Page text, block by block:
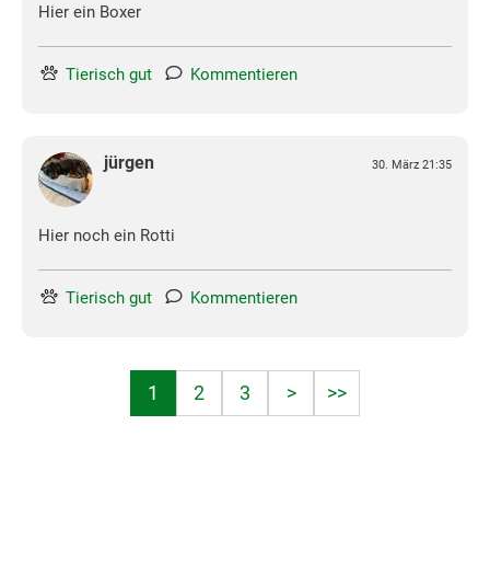
Hier ein Boxer
Tierisch gut Kommentieren
jürgen 30. März 21:35
Hier noch ein Rotti
Tierisch gut Kommentieren
1 2 3 > >>